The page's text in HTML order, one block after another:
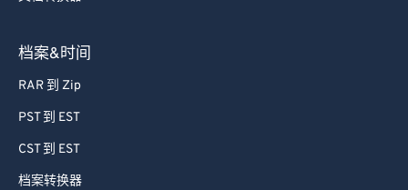
档案&时间
RAR 到 Zip
PST 到 EST
CST 到 EST
档案转换器